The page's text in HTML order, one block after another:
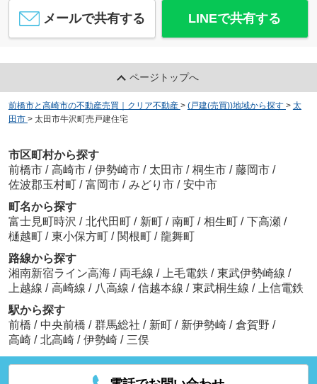
メールで共有する LINEで共有する
ページトップへ
前橋市と高崎市の不動産売買｜クリア不動産 > (戸建(売買))地域から探す > 太
田市 > 太田市牛沢町売戸建住宅
市区町村から探す
前橋市 / 高崎市 / 伊勢崎市 / 太田市 / 桐生市 / 藤岡市 /
佐波郡玉村町 / 富岡市 / みどり市 / 安中市
町名から探す
富士見町時沢 / 北代田町 / 新町 / 南町 / 相生町 / 下高瀬 /
樋越町 / 東小保方町 / 関根町 / 龍舞町
路線から探す
湘南新宿ライン高海 / 両毛線 / 上毛電鉄 / 東武伊勢崎線 /
上越線 / 高崎線 / 八高線 / 信越本線 / 東武桐生線 /
上信電鉄
駅から探す
前橋 / 中央前橋 / 群馬総社 / 新町 / 新伊勢崎 / 倉賀野 /
高崎 / 北高崎 / 伊勢崎 / 三俣